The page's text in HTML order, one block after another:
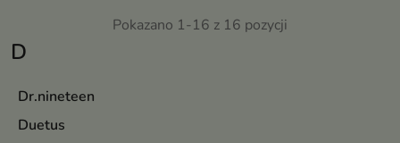
D
Dr.nineteen
Duetus
Pokazano 1-16 z 16 pozycji